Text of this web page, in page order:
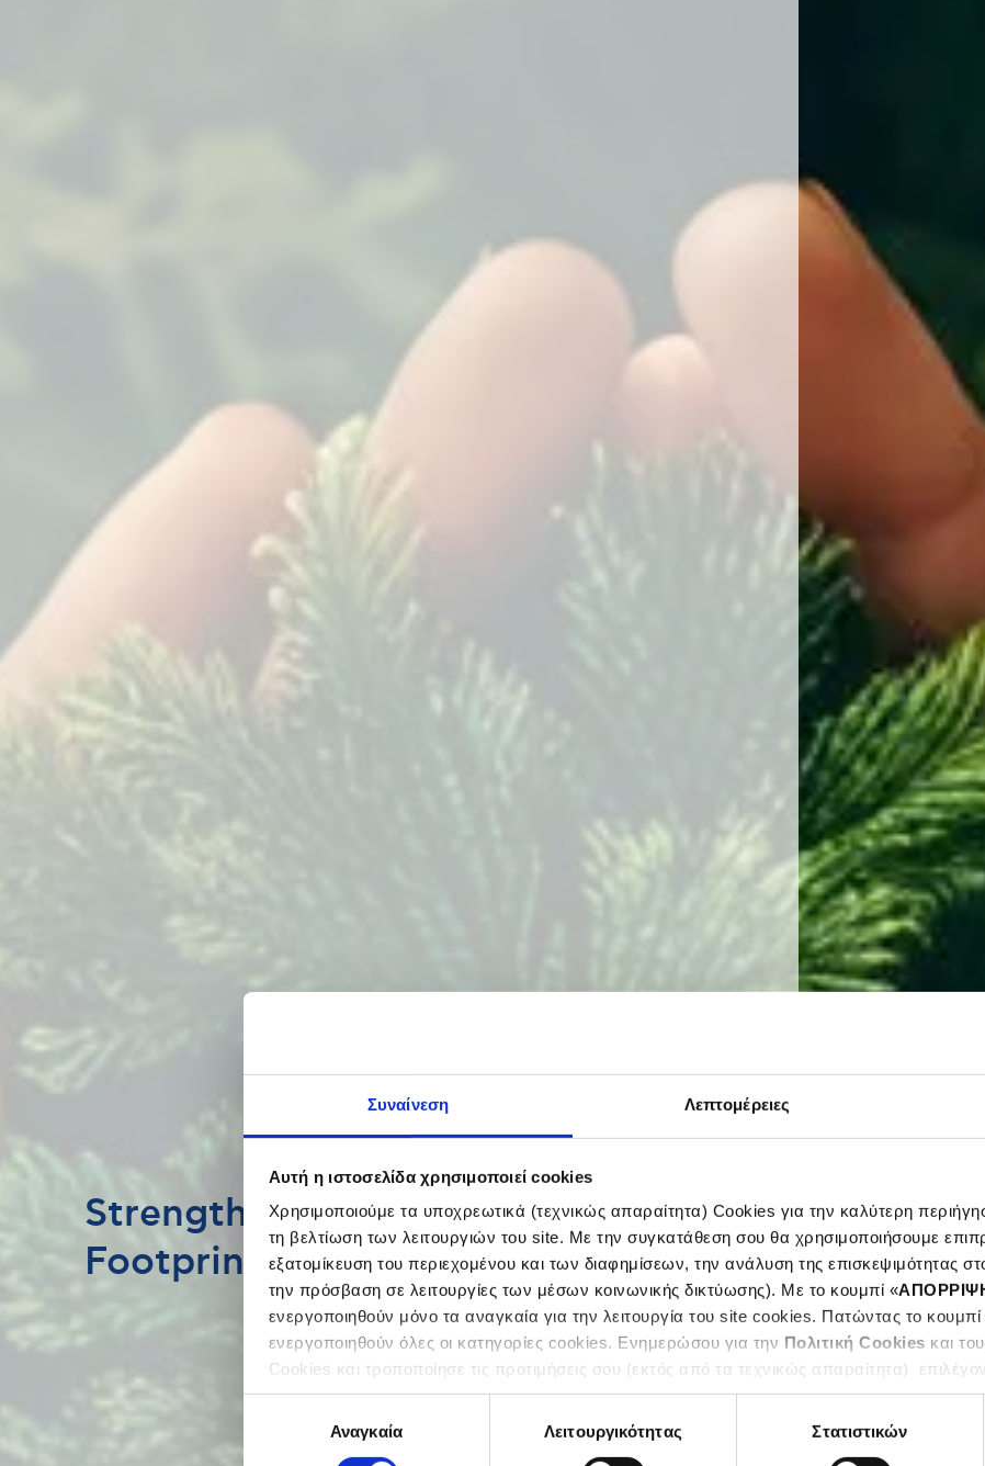
Συναίνεση Λεπτομέρειες
Αυτή η ιστοσελίδα χρησιμοποιεί cookies
Χρησιμοποιούμε τα υποχρεωτικά (τεχνικώς απαραίτητα) Cookies για την καλύτερη
τη βελτίωση των λειτουργιών του site. Με την συγκατάθεση σου θα χρησιμοποιήσουμε
εξατομίκευση του περιεχομένου και των διαφημίσεων, την ανάλυση της επισκεψιμότητας
την πρόσβαση σε λειτουργίες των μέσων κοινωνικής δικτύωσης). Με το κουμπί «
ενεργοποιηθούν μόνο τα αναγκαία για την λειτουργία του site cookies. Πατώντας το κουμπί
ενεργοποιηθούν όλες οι κατηγορίες cookies. Ενημερώσου για την Πολιτική Cookies και
Cookies και τροποποίησε τις προτιμήσεις σου (εκτός από τα τεχνικώς απαραίτητα)
συγκατάθεσηςΑναγκαία Λειτουργικότητας Στατιστικών
Strengthening the Social
Footprint